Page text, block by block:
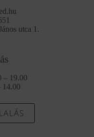
utca 1.
– 19.00
14.00